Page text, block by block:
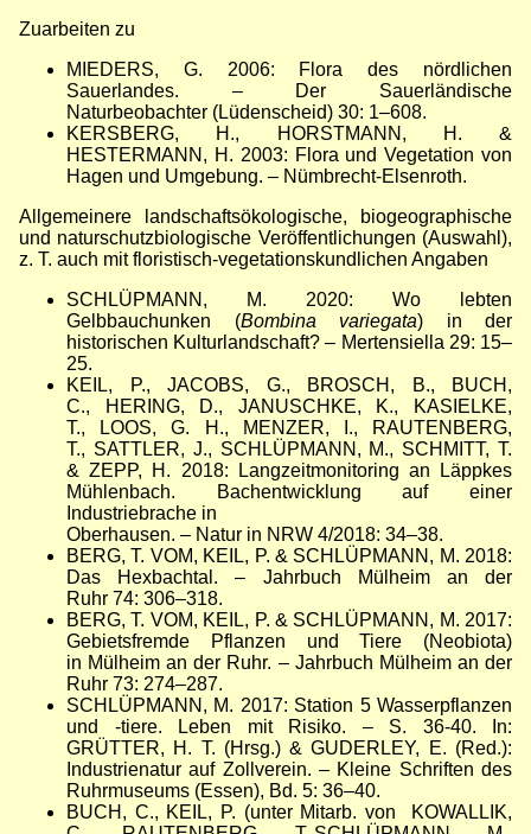
Zuarbeiten zu
MIEDERS, G. 2006: Flora des nördlichen
Sauerlandes. –Der Sauerländische
Naturbeobachter (Lüdenscheid) 30: 1–608.
KERSBERG, H., HORSTMANN, H. &
HESTERMANN, H. 2003: Flora und Vegetation von
Hagen und Umgebung. – Nümbrecht-Elsenroth.
Allgemeinere landschaftsökologische, biogeographische
und naturschutzbiologische Veröffentlichungen (Auswahl),
z. T. auch mit floristisch-vegetationskundlichen Angaben
SCHLÜPMANN, M. 2020: Wo lebten
Gelbbauchunken (Bombina variegata) in der
historischen Kulturlandschaft? – Mertensiella 29: 15–
25.
KEIL, P., JACOBS, G., BROSCH, B., BUCH,
C., HERING, D., JANUSCHKE, K., KASIELKE,
T., LOOS, G. H., MENZER, I., RAUTENBERG,
T., SATTLER, J., SCHLÜPMANN, M., SCHMITT, T.
& ZEPP, H. 2018: Langzeitmonitoring an Läppkes
Mühlenbach. Bachentwicklung auf einer
Industriebrache in
Oberhausen. – Natur in NRW 4/2018: 34–38.
BERG, T. VOM, KEIL, P. & SCHLÜPMANN, M. 2018:
Das Hexbachtal. – Jahrbuch Mülheim an der
Ruhr 74: 306–318.
BERG, T. VOM, KEIL, P. & SCHLÜPMANN, M. 2017:
Gebietsfremde Pflanzen und Tiere (Neobiota)
in Mülheim an der Ruhr. – Jahrbuch Mülheim an der
Ruhr 73: 274–287.
SCHLÜPMANN, M. 2017: Station 5 Wasserpflanzen
und -tiere. Leben mit Risiko. – S. 36-40. In:
GRÜTTER, H. T. (Hrsg.) & GUDERLEY, E. (Red.):
Industrienatur auf Zollverein. – Kleine Schriften des
Ruhrmuseums (Essen), Bd. 5: 36–40.
BUCH, C., KEIL, P. (unter Mitarb. von KOWALLIK,